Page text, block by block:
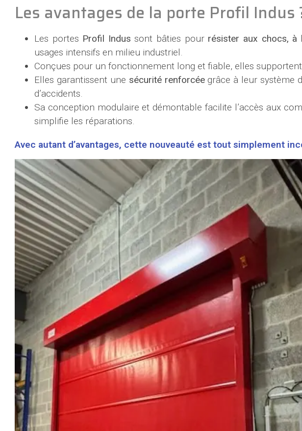
Les avantages de la porte Profil
Les portes Profil Indus sont bâties pour résister aux chocs, à
usages intensifs en milieu industriel.
Conçues pour un fonctionnement long et fiable, elles
Elles garantissent une sécurité renforcéegrâce à leur système
d’accidents.
Sa conception modulaire et démontable facilite l’accès aux
simplifie les réparations.
Avec autant d’avantages, cette nouveauté est tout simplement